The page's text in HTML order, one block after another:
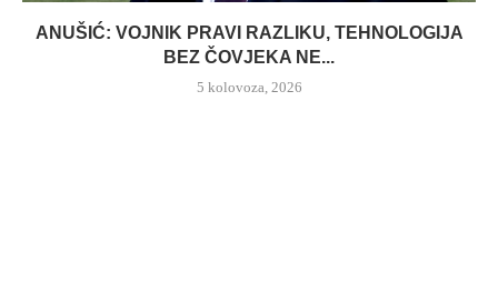
ANUŠIĆ: VOJNIK PRAVI RAZLIKU, TEHNOLOGIJA
BEZ ČOVJEKA NE...
5 kolovoza, 2026